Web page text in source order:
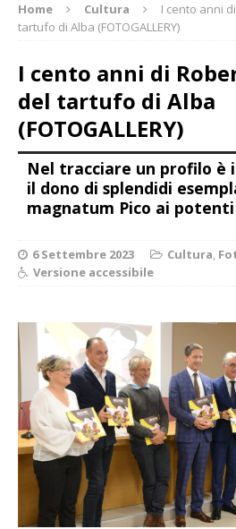
Home Cultura
I cento anni
tartufo di Alba (FOTOGALLERY)
I cento anni di
del tartufo di Alba
(FOTOGALLERY)
Nel tracciare un profilo è
il dono di splendidi
magnatum Pico ai
6 Settembre 2023 Cultura,
Versione accessibile